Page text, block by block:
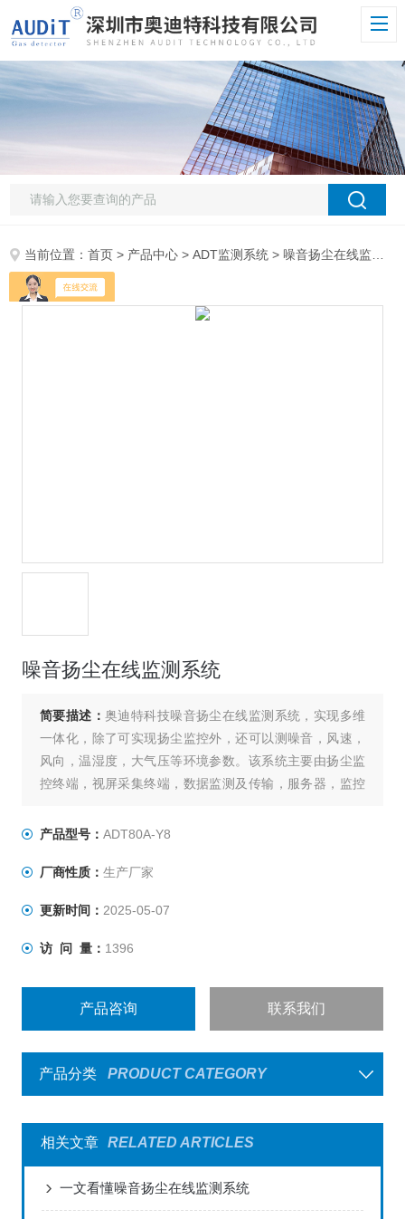
当前位置：首页 > 产品中心 >ADT监测系统 >噪音扬尘在线监测系统
噪音扬尘在线监测系统
简要描述：奥迪特科技噪音扬尘在线监测系统，实现多维
一体化，除了可实现扬尘监控外，还可以测噪音，风速，
风向，温湿度，大气压等环境参数。该系统主要由扬尘监
控终端，视屏采集终端，数据监测及传输，服务器，监控
产品型号： ADT80A-Y8
厂商性质： 生产厂家
更新时间： 2025-05-07
访 问 量： 1396
产品咨询 联系我们
产品分类 PRODUCT CATEGORY
相关文章 RELATED ARTICLES
一文看懂噪音扬尘在线监测系统